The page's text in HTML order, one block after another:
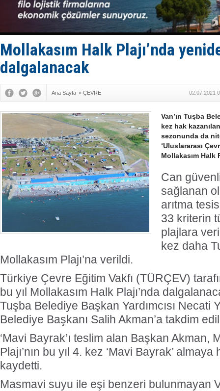
D-Marin,
Van’da
TAYK -
Mollakasım Halk Plajı’nda
dalgalanacak
Ana Sayfa » ÇEVRE 02.07.2021
Van’ın Tuşba
kez hak
sezonunda da
‘Uluslararası
Mollakasım Halk
Can
sağlanan
arıtma
33 kriterin
plajlara
kez daha
Mollakasım Plajı’na verildi.
Türkiye Çevre Eğitim Vakfı (TÜRÇEV)
bu yıl Mollakasım Halk Plajı’nda
Tuşba Belediye Başkan Yardımcısı Necati
Belediye Başkanı Salih Akman’a takdim
‘Mavi Bayrak’ı teslim alan Başkan Akman,
Plajı’nın bu yıl 4. kez ‘Mavi Bayrak’ almaya
kaydetti.
Masmavi suyu ile eşi benzeri bulunmayan